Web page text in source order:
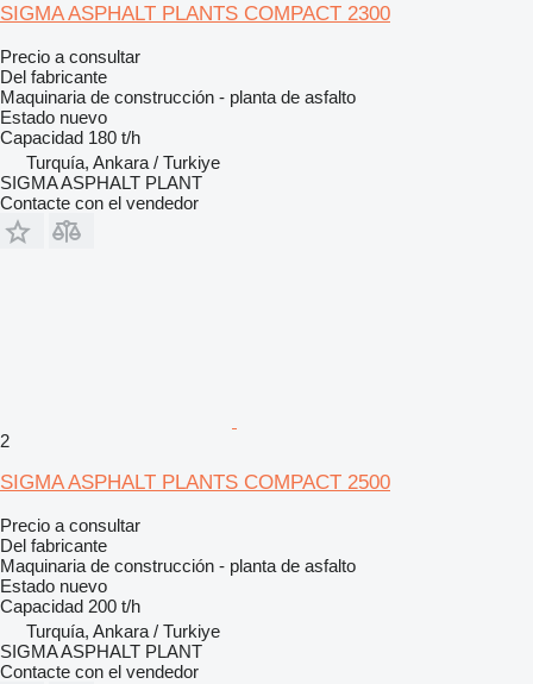
SIGMA ASPHALT PLANTS COMPACT 2300
Precio a consultar
Del fabricante
Maquinaria de construcción - planta de asfalto
Estado nuevo
Capacidad 180 t/h
Turquía, Ankara / Turkiye
SIGMA ASPHALT PLANT
Contacte con el vendedor
2
SIGMA ASPHALT PLANTS COMPACT 2500
Precio a consultar
Del fabricante
Maquinaria de construcción - planta de asfalto
Estado nuevo
Capacidad 200 t/h
Turquía, Ankara / Turkiye
SIGMA ASPHALT PLANT
Contacte con el vendedor